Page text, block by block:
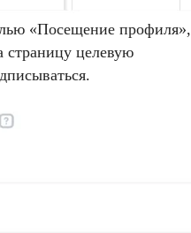
«Посещение профиля»,
страницу целевую